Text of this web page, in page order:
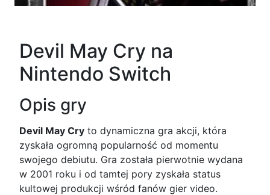
Devil May Cry na
Nintendo Switch
Opis gry
Devil May Cry to dynamiczna gra akcji, która
zyskała ogromną popularność od momentu
swojego debiutu. Gra została pierwotnie wydana
w 2001 roku i od tamtej pory zyskała status
kultowej produkcji wśród fanów gier video.